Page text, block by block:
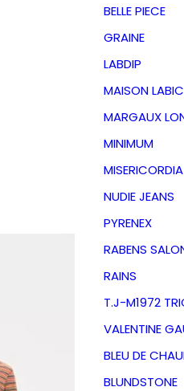
BELLE PIECE
GRAINE
LABDIP
MAISON
MARGAUX
MINIMUM
MISERICORDIA
NUDIE JEANS
PYRENEX
RABENS
RAINS
T.J-M1972
VALENTINE
BLEU DE
BLUNDSTONE